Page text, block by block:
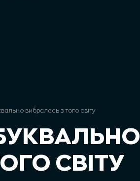
вибралась з того світу
СВІТУ